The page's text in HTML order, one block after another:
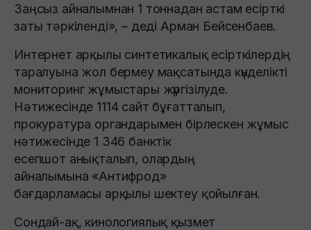
Заңсыз айналымнан 1 тоннадан астам есірткі
заты тәркіленді», – деді Арман Бейсенбаев.
Интернет арқылы синтетикалық есірткілердің
таралуына жол бермеу мақсатында күнделікті
мониторинг жұмыстары жүргізілуде.
Нәтижесінде 1114 сайт бұғатталып,
прокуратура органдарымен бірлескен жұмыс
нәтижесінде 1 346 банктік
есепшот анықталып, олардың
айналымына «Антифрод»
бағдарламасы арқылы шектеу қойылған.
Сондай-ақ, кинологиялық қызмет